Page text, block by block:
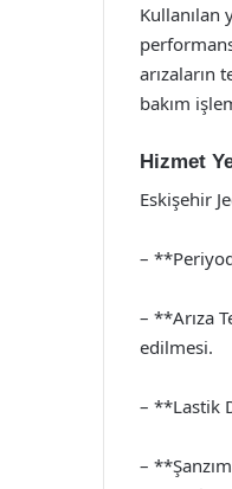
Kullanılan
arızaların
bakım
Hizmet
Eskişehir
–
– **Arıza
edilmesi.
– **Lastik
–